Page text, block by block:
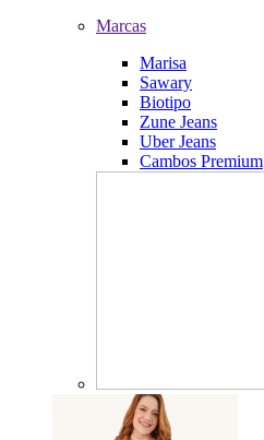
Marcas
Marisa
Sawary
Biotipo
Zune Jeans
Uber Jeans
Cambos Premium